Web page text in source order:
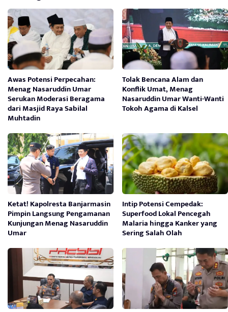
Awas Potensi Perpecahan:
Menag Nasaruddin Umar
Serukan Moderasi Beragama
dari Masjid Raya Sabilal
Muhtadin
Tolak Bencana Alam dan
Konflik Umat, Menag
Nasaruddin Umar Wanti-Wanti
Tokoh Agama di Kalsel
Ketat! Kapolresta Banjarmasin
Pimpin Langsung Pengamanan
Kunjungan Menag Nasaruddin
Umar
Intip Potensi Cempedak:
Superfood Lokal Pencegah
Malaria hingga Kanker yang
Sering Salah Olah